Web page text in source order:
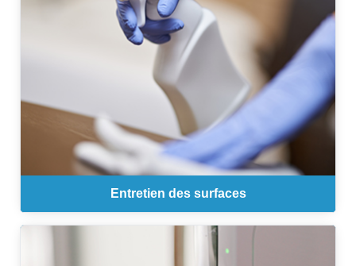
Entretien des surfaces